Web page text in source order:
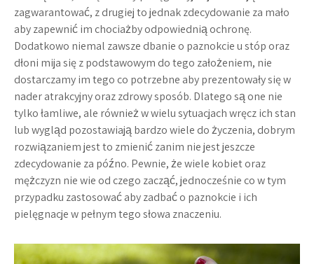
zagwarantować, z drugiej to jednak zdecydowanie za mało
aby zapewnić im chociażby odpowiednią ochronę.
Dodatkowo niemal zawsze dbanie o paznokcie u stóp oraz
dłoni mija się z podstawowym do tego założeniem, nie
dostarczamy im tego co potrzebne aby prezentowały się w
nader atrakcyjny oraz zdrowy sposób. Dlatego są one nie
tylko łamliwe, ale również w wielu sytuacjach wręcz ich stan
lub wygląd pozostawiają bardzo wiele do życzenia, dobrym
rozwiązaniem jest to zmienić zanim nie jest jeszcze
zdecydowanie za późno. Pewnie, że wiele kobiet oraz
mężczyzn nie wie od czego zacząć, jednocześnie co w tym
przypadku zastosować aby zadbać o paznokcie i ich
pielęgnacje w pełnym tego słowa znaczeniu.